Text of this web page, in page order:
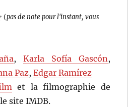
(pas de note pour l'instant, vous
, Karla Sofía Gascón,
Paz,Edgar Ramírez
et la filmographie de
site IMDB.